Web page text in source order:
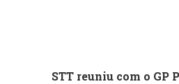
STT reuniu com o GP